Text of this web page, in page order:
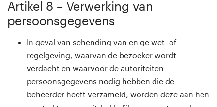
Artikel 8 – Verwerking van
persoonsgegevens
In geval van schending van enige wet- of
regelgeving, waarvan de bezoeker wordt
verdacht en waarvoor de autoriteiten
persoonsgegevens nodig hebben die de
beheerder heeft verzameld, worden deze aan hen